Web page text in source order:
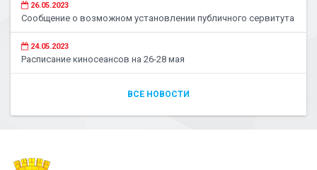
26.05.2023
Сообщение о возможном установлении публичного сервитута
24.05.2023
Расписание киносеансов на 26-28 мая
ВСЕ НОВОСТИ